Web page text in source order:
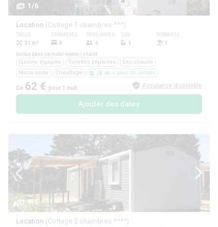
1/6
Location (Cottage 3 chambres ***)
TAILLE
31 m²
CHAMBRES
3
PERSONNES
6
SDB
1
TERRASSE
1
Inclus dans ce mobil-home / chalet
Cuisine équipée Toilettes séparées
Eau chaude
Micro-onde
Chauffage + plus de détails
De 62 € pour 1 nuit Assurance disponible
Ajouter des dates
1/6
Location (Cottage 2 chambres ****)